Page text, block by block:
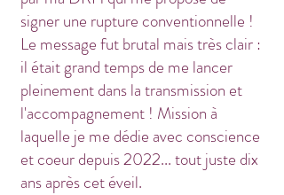
signer une rupture conventionnelle !
Le message fut brutal mais très clair :
il était grand temps de me lancer
pleinement dans la transmission et
l'accompagnement ! Mission à
laquelle je me dédie avec conscience
et coeur depuis 2022... tout juste dix
ans après cet éveil.